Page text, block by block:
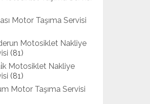
Motor Taşıma Servisi
Motosiklet Nakliye
(81)
Motosiklet Nakliye
(81)
Motor Taşıma Servisi